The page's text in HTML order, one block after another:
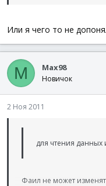
Или я чего то не
M Max98
Новичок
2 Ноя 2011
для чтения
Фаил не может